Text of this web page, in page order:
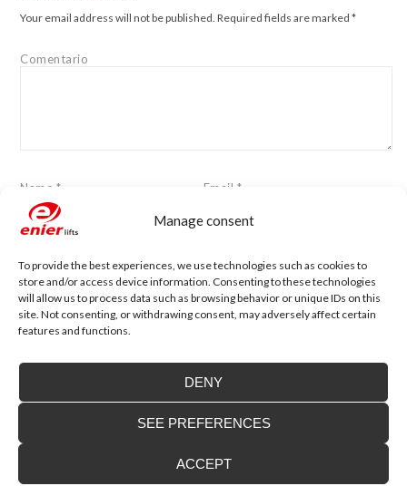
Manage consent
To provide the best experiences, we use technologies such as cookies to
store and/or access device information. Consenting to these technologies
will allow us to process data such as browsing behavior or unique IDs on this
site. Not consenting, or withdrawing consent, may adversely affect certain
features and functions.
ACCEPT
DENY
SEE PREFERENCES
Your email address will not be published. Required fields are marked*
Comentario
Name * Email *